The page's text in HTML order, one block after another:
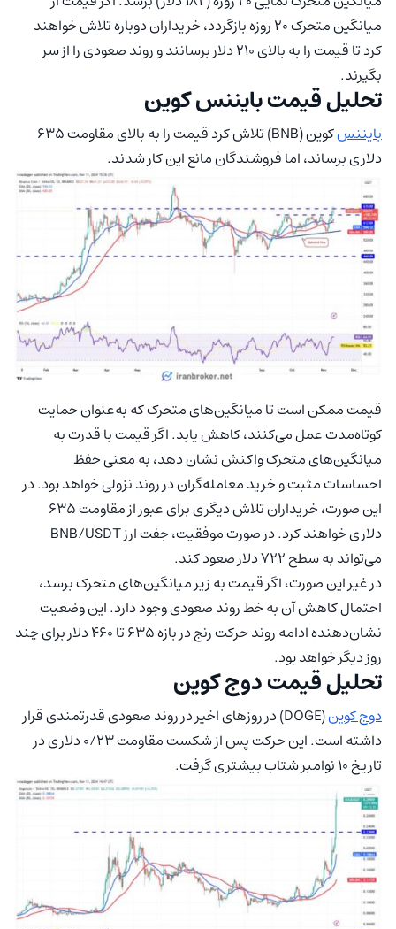
میانگین متحرک ۲۰ روزه بازگردد، خریداران دوباره تلاش خواهند
کرد تا قیمت را به بالای ۲۱۰ دلار برسانند و روند صعودی را از سر
بگیرند.
تحلیل قیمت بایننس کوین
بایننس
کوین (BNB) تلاش کرد قیمت را به بالای مقاومت ۶۳۵
دلاری برساند، اما فروشندگان مانع این کار شدند.
قیمت ممکن است تا میانگین‌های متحرک که به‌عنوان حمایت
کوتاه‌مدت عمل می‌کنند، کاهش یابد. اگر قیمت با قدرت به
میانگین‌های متحرک واکنش نشان دهد، به معنی حفظ
احساسات مثبت و خرید معامله‌گران در روند نزولی خواهد بود. در
این صورت، خریداران تلاش دیگری برای عبور از مقاومت ۶۳۵
دلاری خواهند کرد. در صورت موفقیت، جفت ارز BNB/USDT
می‌تواند به سطح ۷۲۲ دلار صعود کند.
در غیر این صورت، اگر قیمت به زیر میانگین‌های متحرک برسد،
احتمال کاهش آن به خط روند صعودی وجود دارد. این وضعیت
نشان‌دهنده ادامه روند حرکت رنج در بازه ۶۳۵ تا ۴۶۰ دلار برای چند
روز دیگر خواهد بود.
تحلیل قیمت دوج‌ کوین
دوج کوین
(DOGE) در روزهای اخیر در روند صعودی قدرتمندی قرار
داشته است. این حرکت پس از شکست مقاومت ۰/۲۳ دلاری در
تاریخ ۱۰ نوامبر شتاب بیشتری گرفت.